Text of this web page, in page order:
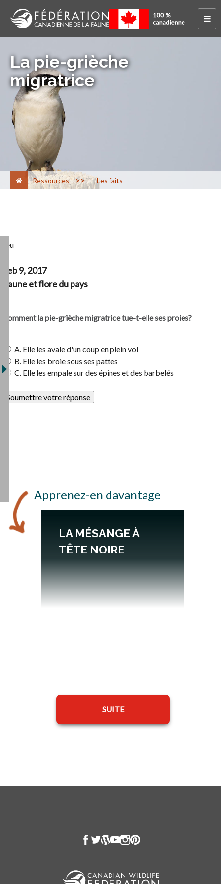
La pie-grièche
migratrice
Ressources > Les faits
Jeu
Feb 9, 2017
Faune et flore du pays
Comment la pie-grièche migratrice tue-t-elle ses proies?
A. Elle les avale d'un coup en plein vol
B. Elle les broie sous ses pattes
C. Elle les empale sur des épines et des barbelés
Apprenez-en davantage
LA MÉSANGE À
TÊTE NOIRE
SUITE